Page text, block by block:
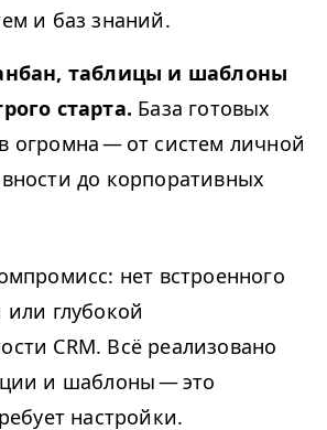
и баз знаний.
таблицы и шаблоны
старта. База готовых
огромна — от систем личной
до корпоративных
нет встроенного
глубокой
CRM. Всё реализовано
и шаблоны — это
настройки.